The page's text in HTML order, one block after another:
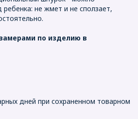
не жмет и не сползает,
по изделию в
дней при сохраненном товарном